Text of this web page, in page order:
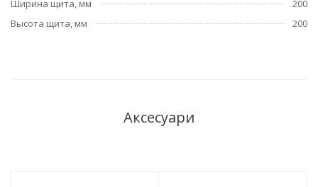
Ширина щита, мм
200
Высота щита, мм
200
Аксесуари